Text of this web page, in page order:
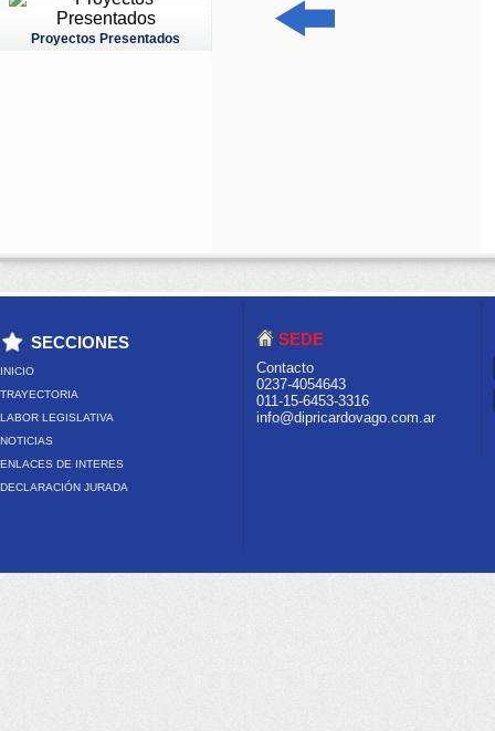
Proyectos Presentados
SECCIONES
INICIO
TRAYECTORIA
LABOR LEGISLATIVA
NOTICIAS
ENLACES DE INTERES
DECLARACIÓN JURADA
SEDE
Contacto
0237-4054643
011-15-6453-3316
info@dipricardovago.com.ar